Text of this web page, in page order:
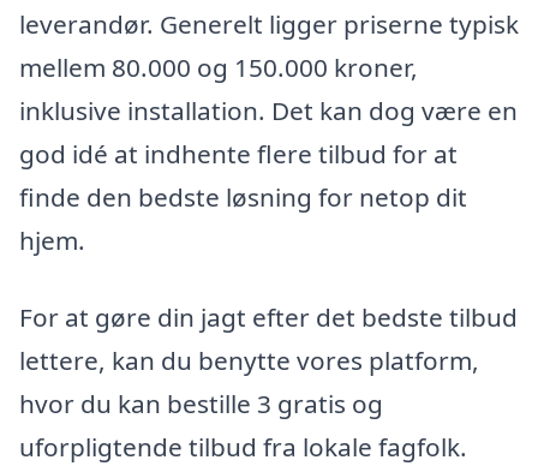
leverandør. Generelt ligger priserne typisk
mellem 80.000 og 150.000 kroner,
inklusive installation. Det kan dog være en
god idé at indhente flere tilbud for at
finde den bedste løsning for netop dit
hjem.
For at gøre din jagt efter det bedste tilbud
lettere, kan du benytte vores platform,
hvor du kan bestille 3 gratis og
uforpligtende tilbud fra lokale fagfolk.